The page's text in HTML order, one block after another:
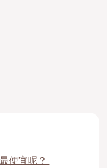
便宜呢？